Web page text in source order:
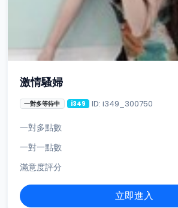
激情騷婦
一對多等待中 i349 ID: i349_300750
一對多點數
一對一點數
滿意度評分
立即進入